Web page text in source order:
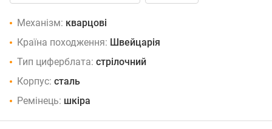
Механізм: кварцові
Країна походження: Швейцарія
Тип циферблата: стрілочний
Корпус: сталь
Ремінець: шкіра